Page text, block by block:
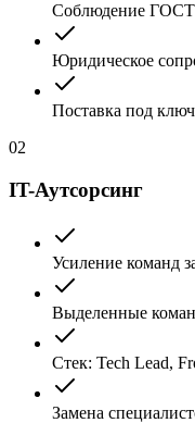
Соблюдение ГОСТ
Юридическое
Поставка под
02
IT-Аутсорсинг
Усиление команд
Выделенные
Стек: Tech Lead,
Замена